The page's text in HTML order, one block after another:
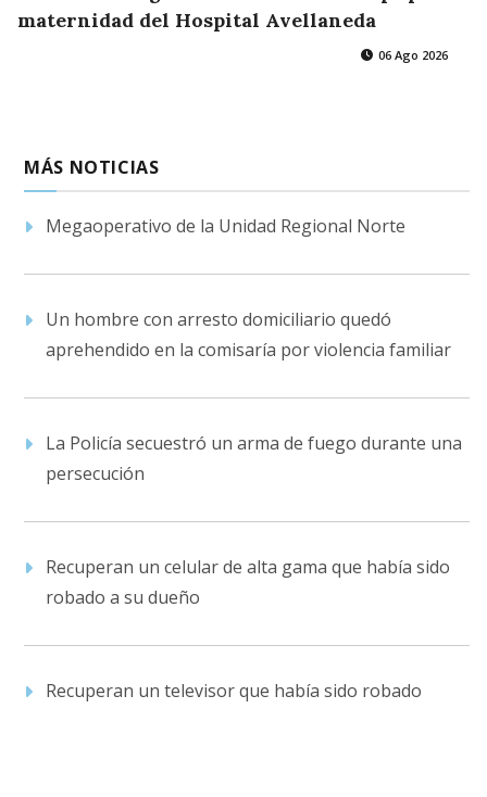
maternidad del Hospital Avellaneda
06 Ago 2026
MÁS NOTICIAS
Megaoperativo de la Unidad Regional Norte
Un hombre con arresto domiciliario quedó
aprehendido en la comisaría por violencia familiar
La Policía secuestró un arma de fuego durante una
persecución
Recuperan un celular de alta gama que había sido
robado a su dueño
Recuperan un televisor que había sido robado